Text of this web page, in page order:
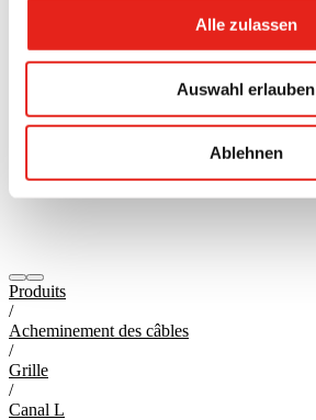
Alle zulassen
Auswahl erlauben
Ablehnen
Produits
/
Acheminement des câbles
/
Grille
/
Canal L